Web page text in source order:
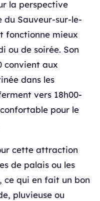
la perspective
du Sauveur-sur-le-
fonctionne mieux
ou de soirée. Son
convient aux
dans les
vers 18h00-
pour le
cette attraction
de palais ou les
ce qui en fait un bon
pluvieuse ou